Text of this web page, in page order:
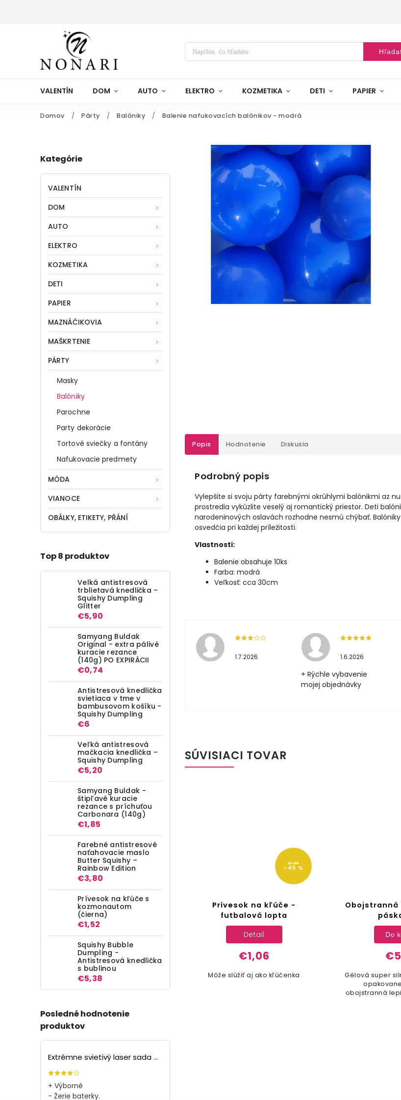
VALENTÍN DOM AUTO ELEKTRO KOZMETIKA DETI PAPIER
Domov / Párty / Balóniky / Balenie nafukovacích balónikov - modrá
Kategórie
VALENTÍN
DOM
AUTO
ELEKTRO
KOZMETIKA
DETI
PAPIER
MAZNÁČIKOVIA
MAŠKRTENIE
PÁRTY
Masky
Balóniky
Parochne
Party dekorácie
Tortové sviečky a fontány
Nafukovacie predmety
MÓDA
VIANOCE
OBÁLKY, ETIKETY, PŘÁNÍ
Top 8 produktov
Velká antistresová
trblietavá knedlička –
Squishy Dumpling
Glitter
€5,90
Samyang Buldak
Original - extra pálivé
kuracie rezance
(140g) PO EXPIRÁCII
€0,74
Antistresová knedlička
svietiaca v tme v
bambusovom košíku -
Squishy Dumpling
€6
Veľká antistresová
mačkacia knedlička –
Squishy Dumpling
€5,20
Samyang Buldak -
štipľavé kuracie
rezance s príchuťou
Carbonara (140g)
€1,85
Farebné antistresové
naťahovacie maslo
Butter Squishy –
Rainbow Edition
€3,80
Prívesok na kľúče s
kozmonautom
(čierna)
€1,52
Squishy Bubble
Dumpling -
Antistresová knedlička
s bublinou
€5,38
Posledné hodnotenie
produktov
Extrémne svietivý laser sada + 4 nástavce
+ Výborné
- Žerie baterky.
Popis Hodnotenie Diskusia
Podrobný popis
Vylepšite si svoju párty farebnými okrúhlymi balónikmi az
prostredia vykúzlite veselý aj romantický priestor. Deti
narodeninových oslavách rozhodne nesmú chýbať.
osvedčia pri každej príležitosti.
Vlastnosti:
Balenie obsahuje 10ks
Farba: modrá
Veľkosť: cca 30cm
1.7.2026 1.6.2026
+ Rýchle vybavenie
mojej objednávky
SÚVISIACI TOVAR
Fóliový balón čísla - modré
82 cm
€1,80
Detail
Skvelý tip pre každú narodeninovú
party!
+ ďalšie
€1,96
–45 %
Prívesok na kľúče -
futbalová lopta
€1,06
Detail
Môže slúžiť aj ako kľúčenka
Obojstranná
Do
Gélová super
obojstranná